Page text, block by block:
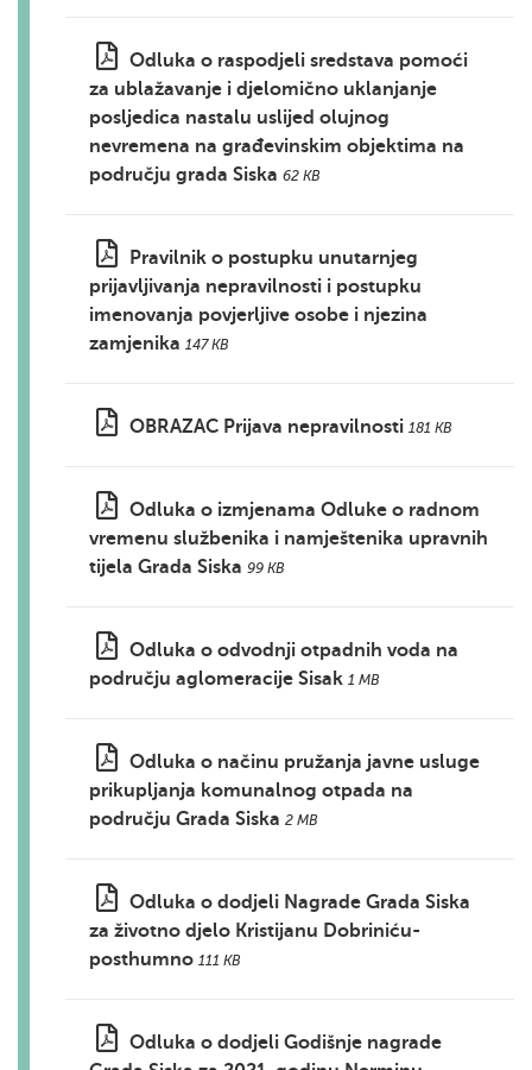
Odluka o raspodjeli sredstava pomoći
za ublažavanje i djelomično uklanjanje
posljedica nastalu uslijed olujnog
nevremena na građevinskim objektima na
području grada Siska 62 KB
Pravilnik o postupku unutarnjeg
prijavljivanja nepravilnosti i postupku
imenovanja povjerljive osobe i njezina
zamjenika 147 KB
OBRAZAC Prijava nepravilnosti 181 KB
Odluka o izmjenama Odluke o radnom
vremenu službenika i namještenika upravnih
tijela Grada Siska 99 KB
Odluka o odvodnji otpadnih voda na
području aglomeracije Sisak 1 MB
Odluka o načinu pružanja javne usluge
prikupljanja komunalnog otpada na
području Grada Siska 2 MB
Odluka o dodjeli Nagrade Grada Siska
za životno djelo Kristijanu Dobriniću-
posthumno 111 KB
Odluka o dodjeli Godišnje nagrade